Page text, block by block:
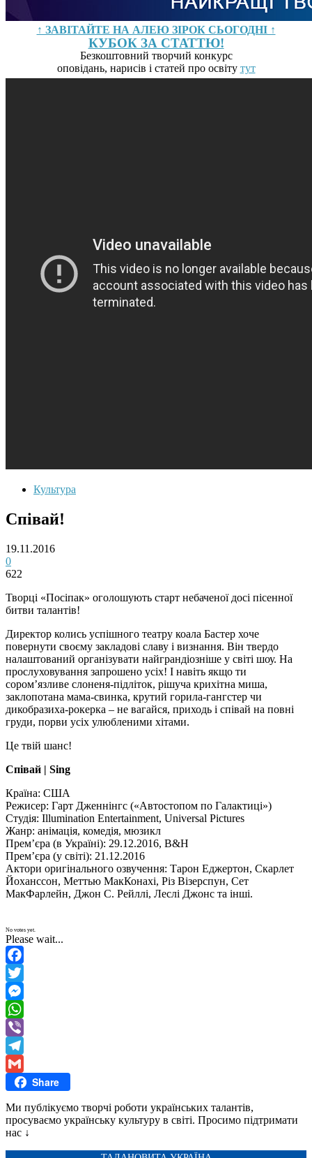
↑ ЗАВІТАЙТЕ НА АЛЕЮ ЗІРОК СЬОГОДНІ ↑
КУБОК ЗА СТАТТЮ!
Безкоштовний творчий конкурс
оповідань, нарисів і статей про освіту тут
Культура
Співай!
19.11.2016
0
622
Творці «Посіпак» оголошують старт небаченої досі пісенної
битви талантів!
Директор колись успішного театру коала Бастер хоче
повернути своєму закладові славу і визнання. Він твердо
налаштований організувати найграндіозніше у світі шоу. На
прослуховування запрошено усіх! І навіть якщо ти
сором’язливе слоненя-підліток, рішуча крихітна миша,
заклопотана мама-свинка, крутий горила-гангстер чи
дикобразиха-рокерка – не вагайся, приходь і співай на повні
груди, порви усіх улюбленими хітами.
Це твій шанс!
Співай | Sing
Країна: США
Режисер: Гарт Дженнінгс («Автостопом по Галактиці»)
Студія: Illumination Entertainment, Universal Pictures
Жанр: анімація, комедія, мюзикл
Прем’єра (в Україні): 29.12.2016, B&H
Прем’єра (у світі): 21.12.2016
Актори оригінального озвучення: Тарон Еджертон, Скарлет
Йоханссон, Меттью МакКонахі, Різ Візерспун, Сет
МакФарлейн, Джон С. Рейллі, Леслі Джонс та інші.
No votes yet.
Please wait...
Facebook
Twitter
Messenger
WhatsApp
Viber
Telegram
GmailShare
Ми публікуємо творчі роботи українських талантів,
просуваємо українську культуру в світі. Просимо підтримати
нас ↓